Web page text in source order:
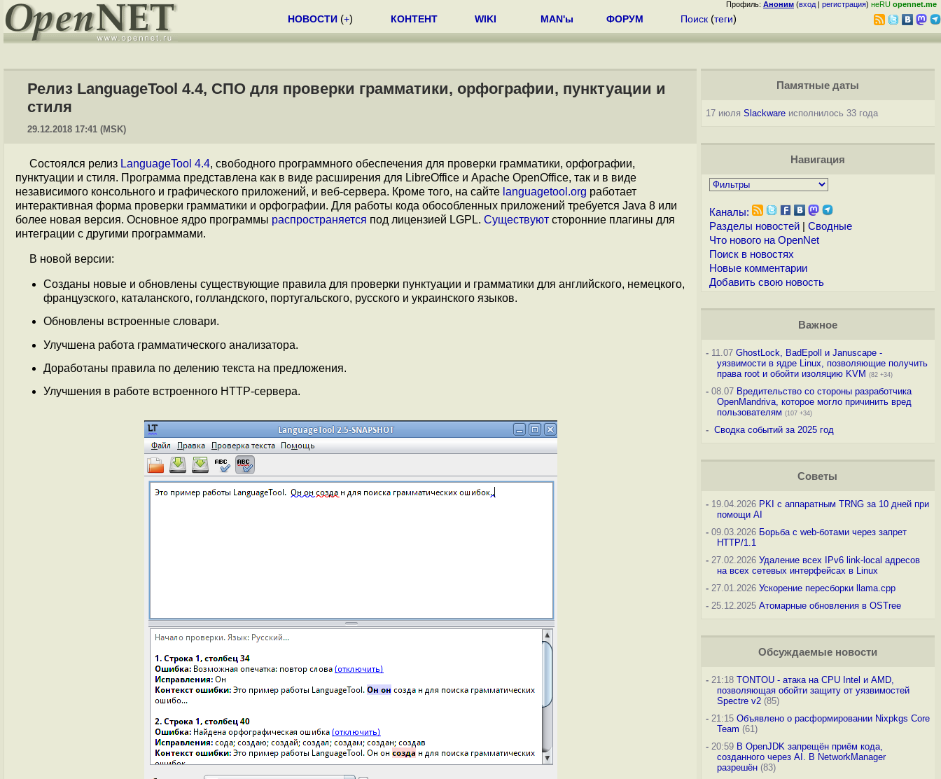
Профиль: Аноним (вход | регистрация) неRU opennet.me
НОВОСТИ (+) КОНТЕНТ WIKI MAN'ы ФОРУМ Поиск (теги)
Релиз LanguageTool 4.4, СПО для проверки грамматики, орфографии, пунктуации и
стиля
29.12.2018 17:41 (MSK)
Состоялся релиз LanguageTool 4.4, свободного программного обеспечения для проверки грамматики, орфографии,
пунктуации и стиля. Программа представлена как в виде расширения для LibreOffice и Apache OpenOffice, так и в виде
независимого консольного и графического приложений, и веб-сервера. Кроме того, на сайте languagetool.org работает
интерактивная форма проверки грамматики и орфографии. Для работы кода обособленных приложений требуется Java 8 или
более новая версия. Основное ядро программы распространяется под лицензией LGPL. Существуют сторонние плагины для
интеграции с другими программами.
В новой версии:
Созданы новые и обновлены существующие правила для проверки пунктуации и грамматики для английского, немецкого,
французского, каталанского, голландского, португальского, русского и украинского языков.
Обновлены встроенные словари.
Улучшена работа грамматического анализатора.
Доработаны правила по делению текста на предложения.
Улучшения в работе встроенного HTTP-сервера.
Памятные даты
17 июля Slackwareисполнилось 33 года
Навигация
Каналы:
Разделы новостей| Сводные
Что нового на OpenNet
Поиск в новостях
Новые комментарии
Добавить свою новость
Важное
-11.07 GhostLock, BadEpoll и Januscape -
уязвимости в ядре Linux, позволяющие получить
права root и обойти изоляцию KVM (82 +34)
-08.07 Вредительство со стороны разработчика
OpenMandriva, которое могло причинить вред
пользователям (107 +34)
- Сводка событий за 2025 год
Советы
-19.04.2026 PKI с аппаратным TRNG за 10 дней при
помощи AI
-09.03.2026 Борьба с web-ботами через запрет
HTTP/1.1
-27.02.2026 Удаление всех IPv6 link-local адресов
на всех сетевых интерфейсах в Linux
-27.01.2026 Ускорение пересборки llama.cpp
-25.12.2025 Атомарные обновления в OSTree
Обсуждаемые новости
-21:18 TONTOU - атака на CPU Intel и AMD,
позволяющая обойти защиту от уязвимостей
Spectre v2(85)
-21:15 Объявлено о расформировании Nixpkgs Core
Team (61)
-20:59 В OpenJDK запрещён приём кода,
созданного через AI. В NetworkManager
разрешён(83)